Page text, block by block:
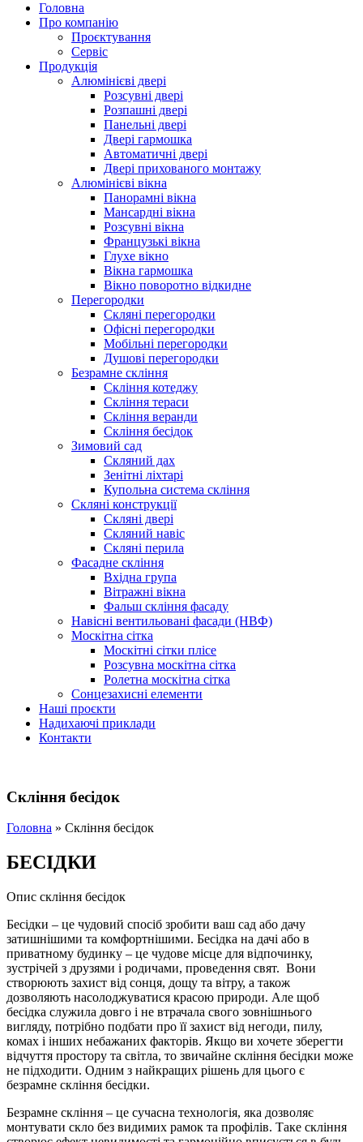
Головна
Про компанію
Проєктування
Сервіс
Продукція
Алюмінієві двері
Розсувні двері
Розпашні двері
Панельні двері
Двері гармошка
Автоматичні двері
Двері прихованого монтажу
Алюмінієві вікна
Панорамні вікна
Мансардні вікна
Розсувні вікна
Французькі вікна
Глухе вікно
Вікна гармошка
Вікно поворотно відкидне
Перегородки
Скляні перегородки
Офісні перегородки
Мобільні перегородки
Душові перегородки
Безрамне скління
Скління котеджу
Скління тераси
Скління веранди
Скління бесідок
Зимовий сад
Скляний дах
Зенітні ліхтарі
Купольна система скління
Скляні конструкції
Скляні двері
Скляний навіс
Cкляні перила
Фасадне скління
Вхідна група
Вітражні вікна
Фальш скління фасаду
Навісні вентильовані фасади (НВФ)
Москітна сітка
Москітні сітки плісе
Розсувна москітна сітка
Ролетна москітна сітка
Сонцезахисні елементи
Наші проєкти
Надихаючі приклади
Контакти
Скління бесідок
Головна » Скління бесідок
БЕСІДКИ
Опис скління бесідок
Бесідки – це чудовий спосіб зробити ваш сад або дачу
затишнішими та комфортнішими. Бесідка на дачі або в
приватному будинку – це чудове місце для відпочинку,
зустрічей з друзями і родичами, проведення свят. Вони
створюють захист від сонця, дощу та вітру, а також
дозволяють насолоджуватися красою природи. Але щоб
бесідка служила довго і не втрачала свого зовнішнього
вигляду, потрібно подбати про її захист від негоди, пилу,
комах і інших небажаних факторів. Якщо ви хочете зберегти
відчуття простору та світла, то звичайне скління бесідки може
не підходити. Одним з найкращих рішень для цього є
безрамне скління бесідки.
Безрамне скління – це сучасна технологія, яка дозволяє
монтувати скло без видимих рамок та профілів. Таке скління